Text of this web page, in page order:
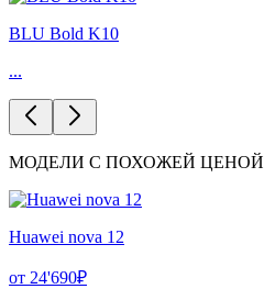
BLU Bold K10
...
МОДЕЛИ С ПОХОЖЕЙ ЦЕНОЙ
Huawei nova 12
от 24'690₽